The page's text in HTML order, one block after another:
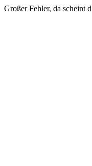
Großer Fehler, da scheint